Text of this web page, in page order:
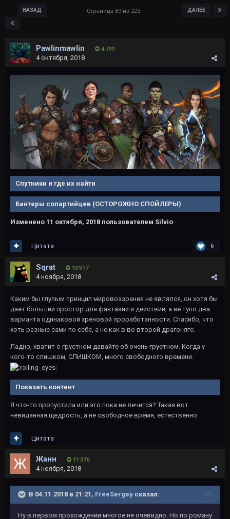
НАЗАД ДАЛЕЕ
Страница 89 из 223
Pawlinmawlin 4 799
4 октября, 2018
Спутники и где их найти
Бантеры сопартийцев (ОСТОРОЖНО СПОЙЛЕРЫ)
Изменено 11 октября, 2018 пользователем Silvio
6
Цитата
Sqrat 10 517
4 ноября, 2018
Каким бы глупым принцип мировоззрения не являлся, он хотя бы
дает больший простор для фантазии и действий, а не тупо два
варианта одинаковой хреновой проработанности. Спасибо, что
хоть разные сами по себе, а не как в во второй драгоняге.
Ладно, хватит о грустном давайте об очень грустном. Когда у
кого-то слишком, СЛИШКОМ, много свободного времени.
Показать контент
Я что-то пропустила или это пока не лечится? Такая вот
невиданная щедрость, а не свободное время, естественно.
Цитата
Жанн 11 376
4 ноября, 2018
В 04.11.2018 в 21:21, FreeSergey сказал:
Ну в первом прохождении многое не очевидно. Но по роману